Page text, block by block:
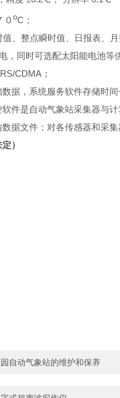
０ oC；
、整点瞬时值、日报表、
，同时可选配太阳能电池等
CDMA；
据，系统服务软件存储时
件是自动气象站采集器与
据文件；对各传感器和采
）
自动气象站的维护和保养